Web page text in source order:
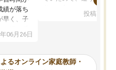
績が落ち
早く、子
嫌な反
願いして
す。毎日
からない
06月26日
で、当初は模試でD判定
自習室が毎日使えていつ
るのが心強かったよう
投稿日：
るオンライン家庭教師・